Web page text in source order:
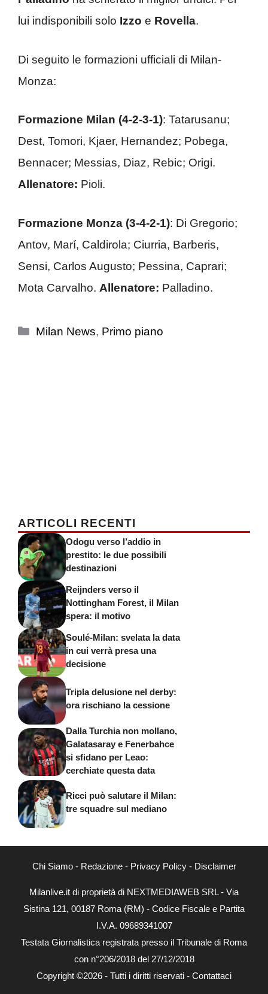
lui indisponibili solo Izzo e Rovella.
Di seguito le formazioni ufficiali di Milan-
Monza:
Formazione Milan (4-2-3-1): Tatarusanu;
Dest, Tomori, Kjaer, Hernandez; Pobega,
Bennacer; Messias, Diaz, Rebic; Origi.
Allenatore: Pioli.
Formazione Monza (3-4-2-1): Di Gregorio;
Antov, Marí, Caldirola; Ciurria, Barberis,
Sensi, Carlos Augusto; Pessina, Caprari;
Mota Carvalho. Allenatore: Palladino.
Categorie
Milan News, Primo piano
ARTICOLI RECENTI
Odogu verso l’addio in
prestito: le due possibili
destinazioni
Reijnders verso il
Nottingham Forest, il Milan
spera: il motivo
Soulé-Milan: svelata la data
in cui verrà presa una
decisione
Tripla delusione nel derby:
ora rischiano la cessione
Dalla Turchia non mollano,
Galatasaray e Fenerbahce
si sfidano per Leao:
cerchiate questa data
Ricci può salutare il Milan:
tre squadre sul mediano
Chi Siamo- Redazione- Privacy Policy- Disclaimer
Milanlive.it di proprietà di NEXTMEDIAWEB SRL - Via
Sistina 121, 00187 Roma (RM) - Codice Fiscale e Partita
I.V.A. 09689341007
Testata Giornalistica registrata presso il Tribunale di Roma
con n°206/2018 del 27/12/2018
Copyright ©2026 - Tutti i diritti riservati - Contattaci